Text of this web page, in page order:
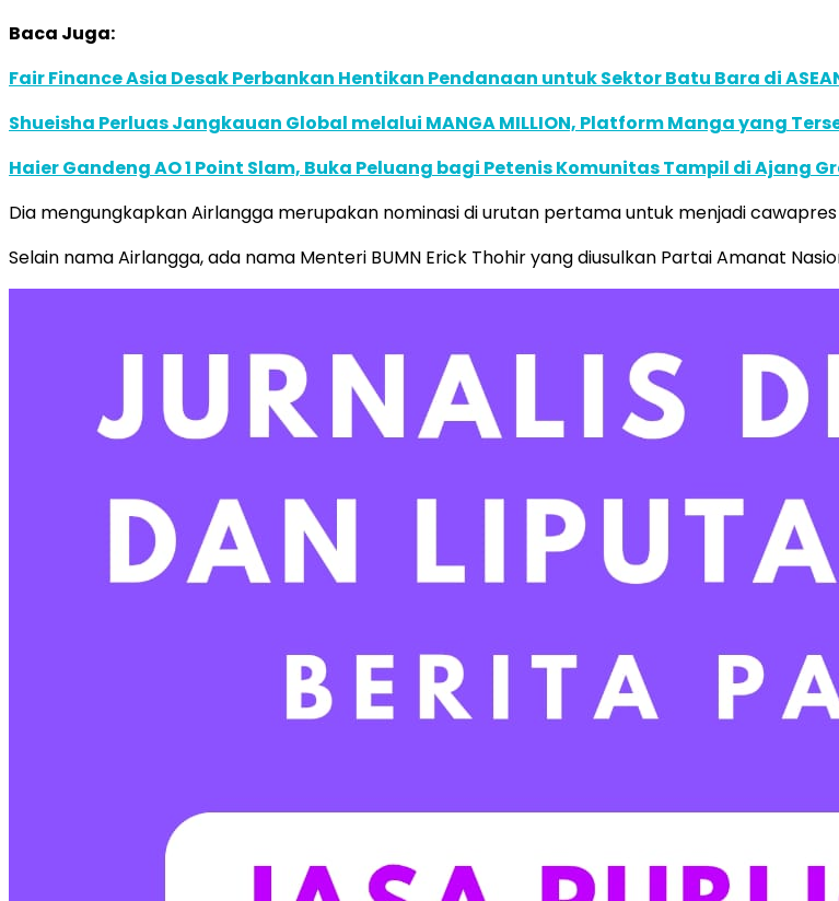
Baca Juga:
Fair Finance Asia Desak Perbankan Hentikan Pendanaan untuk Sektor Batu Bara di
Shueisha Perluas Jangkauan Global melalui MANGA MILLION, Platform Manga yang
Haier Gandeng AO 1 Point Slam, Buka Peluang bagi Petenis Komunitas Tampil di Ajang
Dia mengungkapkan Airlangga merupakan nominasi di urutan pertama untuk menjadi cawapres
Selain nama Airlangga, ada nama Menteri BUMN Erick Thohir yang diusulkan Partai Amanat